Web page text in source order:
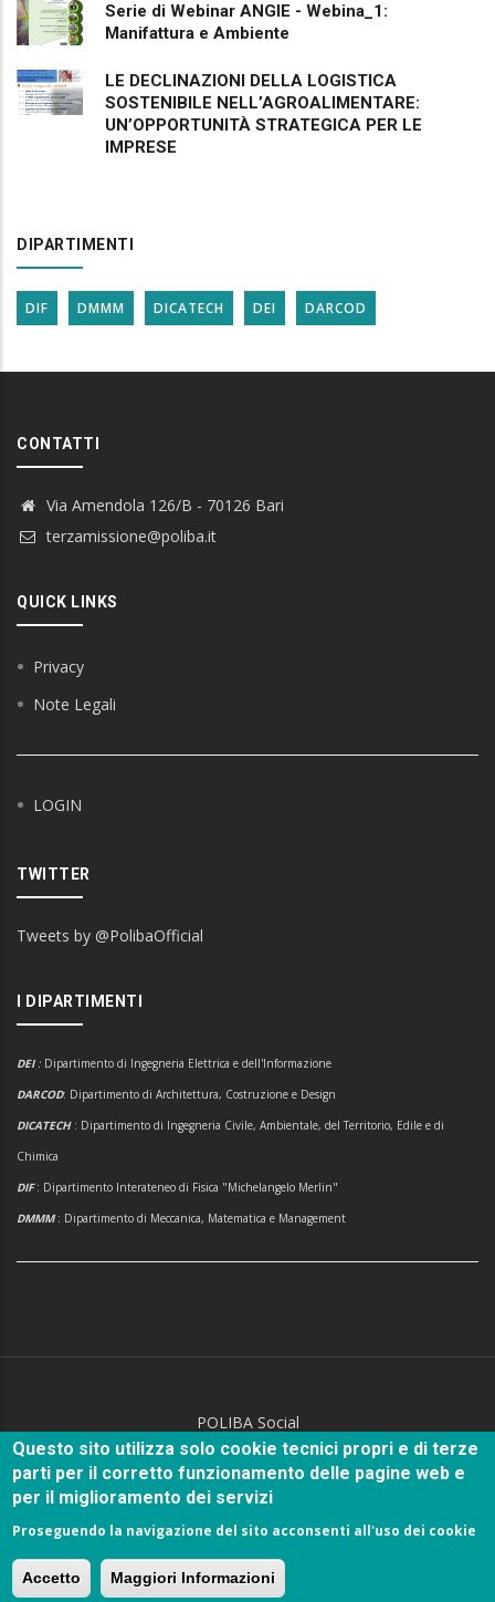
Serie di Webinar ANGIE - Webina_1:
Manifattura e Ambiente
LE DECLINAZIONI DELLA LOGISTICA
SOSTENIBILE NELL’AGROALIMENTARE:
UN’OPPORTUNITÀ STRATEGICA PER LE
IMPRESE
DIPARTIMENTI
DIF DMMM DICATECH DEI DARCOD
CONTATTI
Via Amendola 126/B - 70126 Bari
terzamissione@poliba.it
QUICK LINKS
Privacy
Note Legali
LOGIN
TWITTER
Tweets by @PolibaOfficial
I DIPARTIMENTI
DEI : Dipartimento di Ingegneria Elettrica e dell'Informazione
DARCOD: Dipartimento di Architettura, Costruzione e Design
DICATECH : Dipartimento di Ingegneria Civile, Ambientale, del Territorio, Edile e di
Chimica
DIF: Dipartimento Interateneo di Fisica "Michelangelo Merlin"
DMMM: Dipartimento di Meccanica, Matematica e Management
POLIBA Social
© CopyrightPolitecnico di Bari
Questo sito utilizza solo cookie tecnici propri e di terze
parti per il corretto funzionamento delle pagine web e
per il miglioramento dei servizi
Proseguendo la navigazione del sito acconsenti all'uso dei cookie
Accetto Maggiori Informazioni